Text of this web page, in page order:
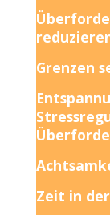
Grenzen
Zeit in